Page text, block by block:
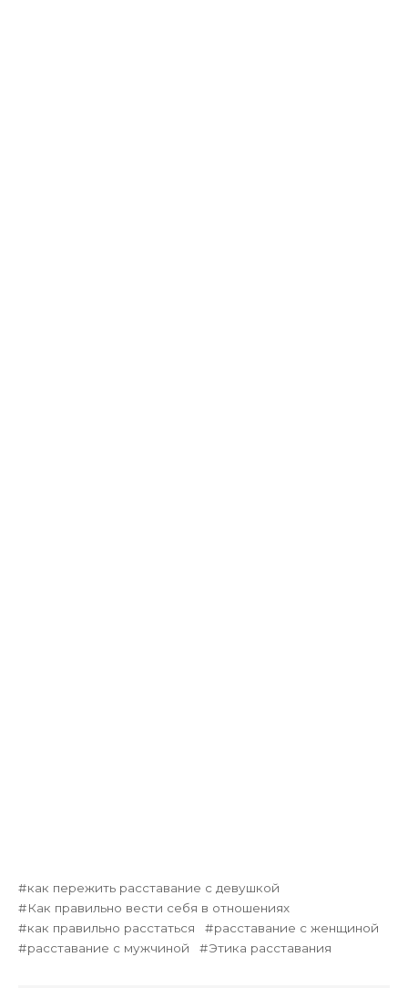
как пережить расставание с девушкой
Как правильно вести себя в отношениях
как правильно расстаться
расставание с женщиной
расставание с мужчиной
Этика расставания